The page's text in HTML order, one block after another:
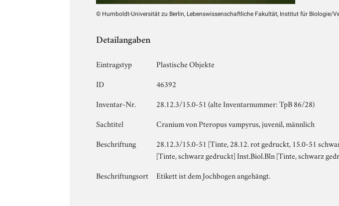
© Humboldt-Universität zu Berlin, Lebenswissenschaftliche Fakultät, Institut für Biologie/
Detailangaben
Eintragstyp
Plastische Objekte
ID
46392
Inventar-Nr.
28.12.3/15.0-51 (alte Inventarnummer: TpB 86/28)
Sachtitel
Cranium von Pteropus vampyrus, juvenil, männlich
Beschriftung
28.12.3/15.0-51 [Tinte, 28.12. rot gedruckt, 15.0-51
[Tinte, schwarz gedruckt] Inst.Biol.Bln [Tinte, schwarz
Beschriftungsort
Etikett ist dem Jochbogen angehängt.